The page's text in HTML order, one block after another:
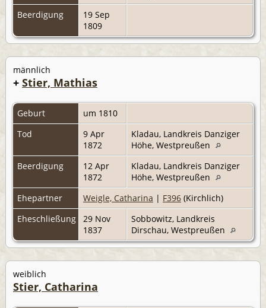
Beerdigung
19 Sep
1809
männlich
+ Stier, Mathias
Geburt
um 1810
Tod
9 Apr
1872
Kladau, Landkreis Danziger
Höhe, Westpreußen
Beerdigung
12 Apr
1872
Kladau, Landkreis Danziger
Höhe, Westpreußen
Ehepartner
Weigle, Catharina | F396 (Kirchlich)
Eheschließung
29 Nov
1837
Sobbowitz, Landkreis
Dirschau, Westpreußen
weiblich
Stier, Catharina